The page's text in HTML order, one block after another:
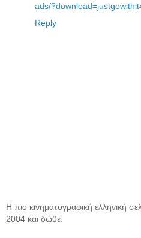
ads/
Reply
Η πιο κινηματογραφική ελληνική
2004 και δώθε.